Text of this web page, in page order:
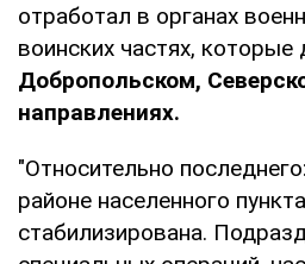
отработал в органах
воинских частях, которые
Добропольском,
направлениях.
"Относительно
районе населенного
стабилизирована.